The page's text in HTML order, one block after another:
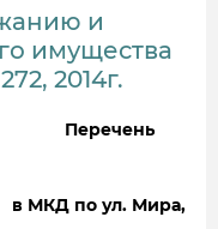
и
имущества
2014г.
Мира,